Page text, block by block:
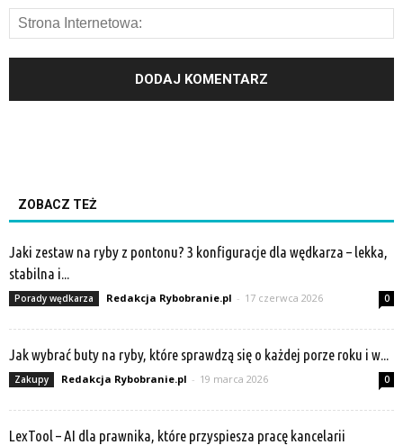
ZOBACZ TEŻ
Jaki zestaw na ryby z pontonu? 3 konfiguracje dla wędkarza – lekka,
stabilna i...
Porady wędkarza Redakcja Rybobranie.pl - 17 czerwca 2026 0
Jak wybrać buty na ryby, które sprawdzą się o każdej porze roku i w...
Zakupy Redakcja Rybobranie.pl - 19 marca 2026 0
LexTool – AI dla prawnika, które przyspiesza pracę kancelarii